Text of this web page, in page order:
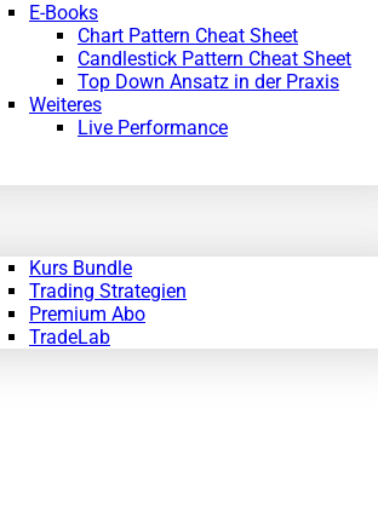
E-Books
Chart Pattern Cheat Sheet
Candlestick Pattern Cheat Sheet
Top Down Ansatz in der Praxis
Weiteres
Live Performance
Kurs Bundle
Trading Strategien
Premium Abo
TradeLab